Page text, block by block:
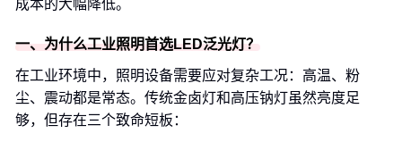
成本的大幅降低。
一、为什么工业照明首选LED泛光灯？
在工业环境中，照明设备需要应对复杂工况：高温、粉
尘、震动都是常态。传统金卤灯和高压钠灯虽然亮度足
够，但存在三个致命短板：